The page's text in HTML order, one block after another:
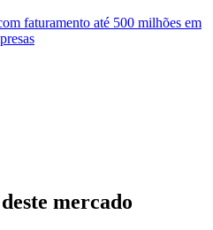
faturamento até 500 milhões em
mercado